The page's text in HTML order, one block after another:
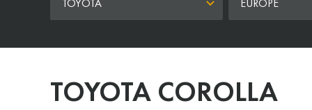
TOYOTA EUROPE
TOYOTA COROLLA